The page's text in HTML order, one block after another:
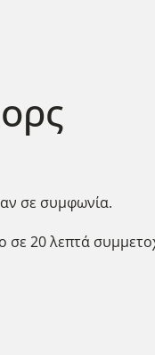
σε συμφωνία.
σε 20 λεπτά